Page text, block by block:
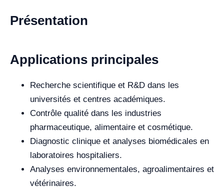
Présentation
Applications principales
Recherche scientifique et R&D dans les
universités et centres académiques.
Contrôle qualité dans les industries
pharmaceutique, alimentaire et cosmétique.
Diagnostic clinique et analyses biomédicales en
laboratoires hospitaliers.
Analyses environnementales, agroalimentaires et
vétérinaires.